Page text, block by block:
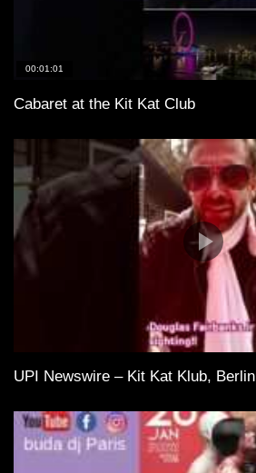
00:01:01
Cabaret at the Kit Kat Club
UPI Newswire – Kit Kat Klub, Berlin